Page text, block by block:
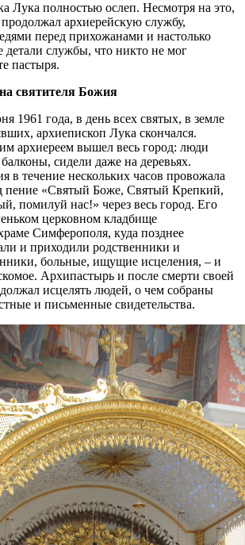
Лука полностью ослеп. Несмотря на это,
архиерейскую службу,
перед прихожанами и настолько
детали службы, что никто не мог
пастыря.
святителя Божия
1961 года, в день всех святых, в земле
архиепископ Лука скончался.
архиереем вышел весь город: люди
сидели даже на деревьях.
в течение нескольких часов провожала
пение «Святый Боже, Святый Крепкий,
помилуй нас!» через весь город. Его
церковном кладбище
Симферополя, куда позднее
и приходили родственники и
больные, ищущие исцеления, – и
Архипастырь и после смерти своей
исцелять людей, о чем собраны
и письменные свидетельства.